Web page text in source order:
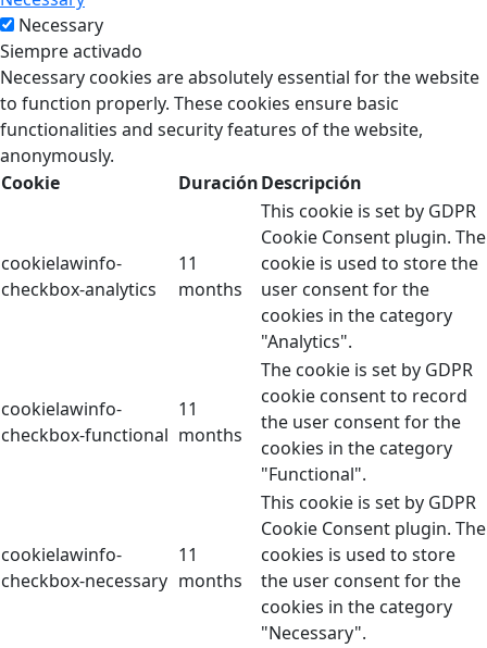
Necessary
Siempre activado
Necessary cookies are absolutely essential for the website
to function properly. These cookies ensure basic
functionalities and security features of the website,
anonymously.
Cookie
DuraciónDescripción
cookielawinfo-
checkbox-analytics
11
months
This cookie is set by GDPR
Cookie Consent plugin. The
cookie is used to store the
user consent for the
cookies in the category
"Analytics".
cookielawinfo-
checkbox-functional
11
months
The cookie is set by GDPR
cookie consent to record
the user consent for the
cookies in the category
"Functional".
cookielawinfo-
checkbox-necessary
11
months
This cookie is set by GDPR
Cookie Consent plugin. The
cookies is used to store
the user consent for the
cookies in the category
"Necessary".